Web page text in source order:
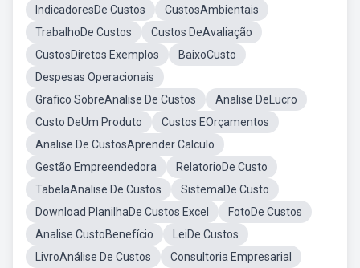
IndicadoresDe Custos
CustosAmbientais
TrabalhoDe Custos
Custos DeAvaliação
CustosDiretos Exemplos
BaixoCusto
Despesas Operacionais
Grafico SobreAnalise De Custos
Analise DeLucro
Custo DeUm Produto
Custos EOrçamentos
Analise De CustosAprender Calculo
Gestão Empreendedora
RelatorioDe Custo
TabelaAnalise De Custos
SistemaDe Custo
Download PlanilhaDe Custos Excel
FotoDe Custos
Analise CustoBenefício
LeiDe Custos
LivroAnálise De Custos
Consultoria Empresarial